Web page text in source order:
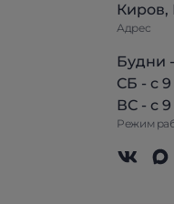
Киров,
Адрес
Будни
СБ - с 9
ВС - с 9
Режим